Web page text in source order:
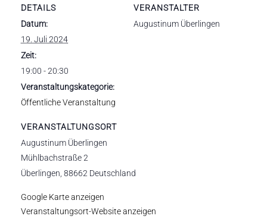
DETAILS
Datum:
19. Juli 2024
Zeit:
19:00 - 20:30
Veranstaltungskategorie:
Öffentliche Veranstaltung
VERANSTALTUNGSORT
Augustinum Überlingen
Mühlbachstraße 2
Überlingen, 88662 Deutschland
Google Karte anzeigen
Veranstaltungsort-Website anzeigen
VERANSTALTER
Augustinum Überlingen